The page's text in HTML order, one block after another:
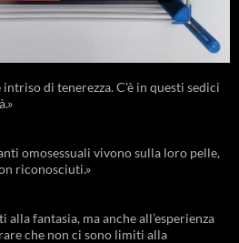
di tenerezza. C'è in questi sedici
omosessuali vivono sulla loro pelle,
riconosciuti.»
alla fantasia, ma anche all’esperienza
che non ci sono limiti alla